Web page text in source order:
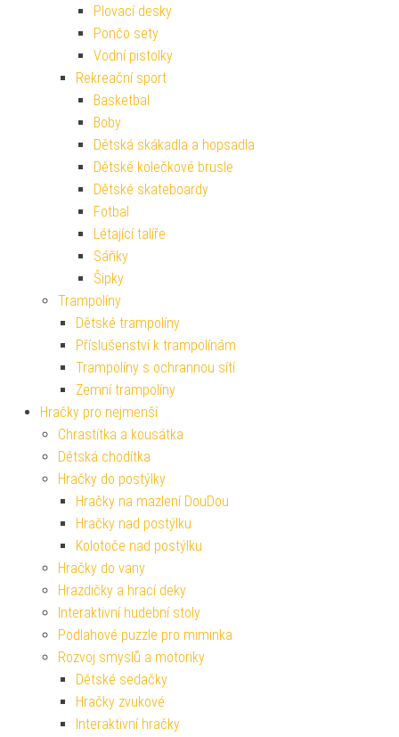
Plovací desky
Pončo sety
Vodní pistolky
Rekreační sport
Basketbal
Boby
Dětská skákadla a hopsadla
Dětské kolečkové brusle
Dětské skateboardy
Fotbal
Létající talíře
Sáňky
Šipky
Trampolíny
Dětské trampolíny
Příslušenství k trampolínám
Trampolíny s ochrannou sítí
Zemní trampolíny
Hračky pro nejmenší
Chrastítka a kousátka
Dětská chodítka
Hračky do postýlky
Hračky na mazlení DouDou
Hračky nad postýlku
Kolotoče nad postýlku
Hračky do vany
Hrazdičky a hrací deky
Interaktivní hudební stoly
Podlahové puzzle pro miminka
Rozvoj smyslů a motoriky
Dětské sedačky
Hračky zvukové
Interaktivní hračky